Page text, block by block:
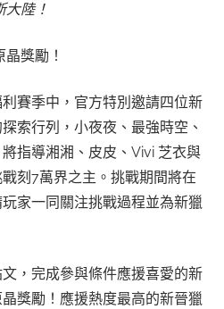
陸！
獎勵！
賽季中，官方特別邀請四位新
索行列，小夜夜、最強時空、
指導湘湘、皮皮、Vivi 芝衣與
刻7萬界之主。挑戰期間將在
家一同關注挑戰過程並為新獵
，完成參與條件應援喜愛的新
獎勵！應援熱度最高的新晉獵